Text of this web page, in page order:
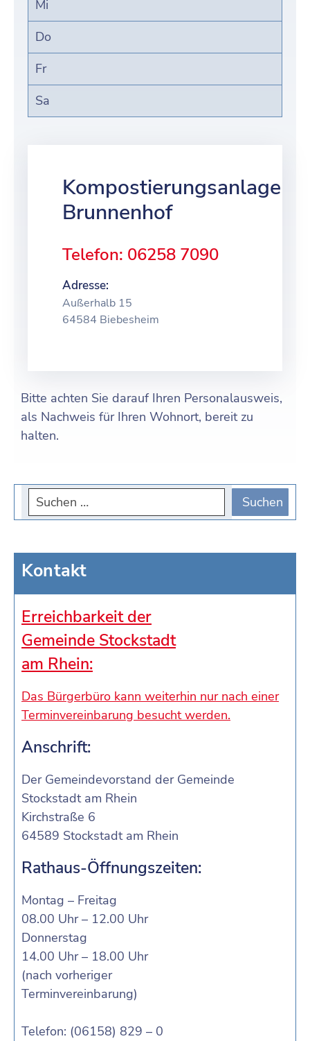
Mi
Do
Fr
Sa
Kompostierungsanlage
Brunnenhof
Telefon: 06258 7090
Adresse:
Außerhalb 15
64584 Biebesheim
Bitte achten Sie darauf Ihren Personalausweis,
als Nachweis für Ihren Wohnort, bereit zu
halten.
Kontakt
Erreichbarkeit der
Gemeinde Stockstadt
am Rhein:
Das Bürgerbüro kann weiterhin nur nach einer
Terminvereinbarung besucht werden.
Anschrift:
Der Gemeindevorstand der Gemeinde
Stockstadt am Rhein
Kirchstraße 6
64589 Stockstadt am Rhein
Rathaus-Öffnungszeiten:
Montag – Freitag
08.00 Uhr – 12.00 Uhr
Donnerstag
14.00 Uhr – 18.00 Uhr
(nach vorheriger
Terminvereinbarung)
Telefon: (06158) 829 – 0